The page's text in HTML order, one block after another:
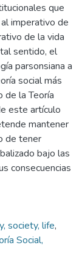
que
imperativo de
de la vida
sentido, el
parsonsiana a
social más
de la Teoría
este artículo
mantener
de tener
bajo las
consecuencias
society, life,
Social,